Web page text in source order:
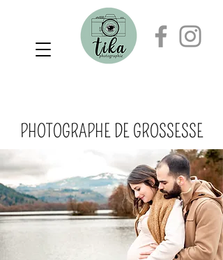
PHOTOGRAPHE DE GROSSESSE